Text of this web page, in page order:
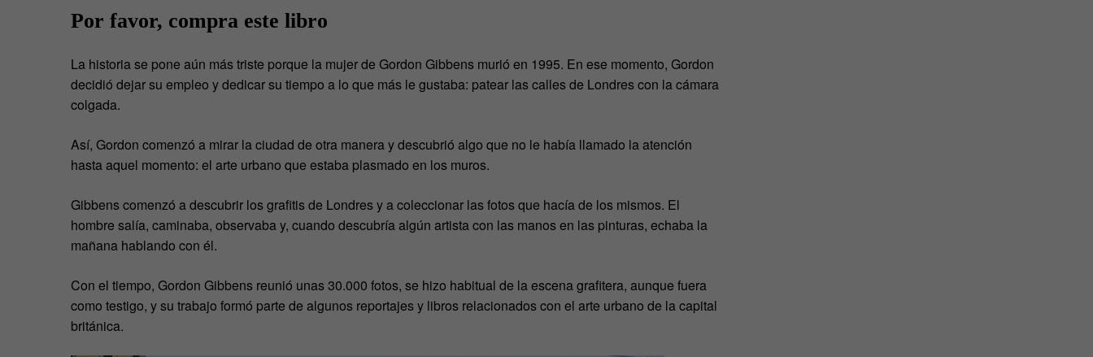
Por favor, compra este libro
La historia se pone aún más triste porque la mujer de Gordon Gibbens murió en 1995. En ese momento, Gordon
decidió dejar su empleo y dedicar su tiempo a lo que más le gustaba: patear las calles de Londres con la cámara
colgada.
Así, Gordon comenzó a mirar la ciudad de otra manera y descubrió algo que no le había llamado la atención
hasta aquel momento: el arte urbano que estaba plasmado en los muros.
Gibbens comenzó a descubrir los grafitis de Londres y a coleccionar las fotos que hacía de los mismos. El
hombre salía, caminaba, observaba y, cuando descubría algún artista con las manos en las pinturas, echaba la
mañana hablando con él.
Con el tiempo, Gordon Gibbens reunió unas 30.000 fotos, se hizo habitual de la escena grafitera, aunque fuera
como testigo, y su trabajo formó parte de algunos reportajes y libros relacionados con el arte urbano de la capital
británica.